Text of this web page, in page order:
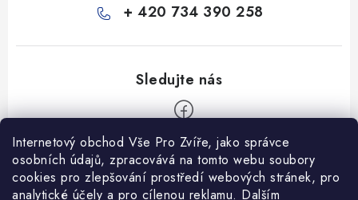
Internetový obchod Vše Pro Zvíře, jako správce
osobních údajů, zpracovává na tomto webu soubory
cookies pro zlepšování prostředí webových stránek, pro
analytické účely a pro cílenou reklamu. Dalším
+ 420 734 390 258
Informace pro Vás